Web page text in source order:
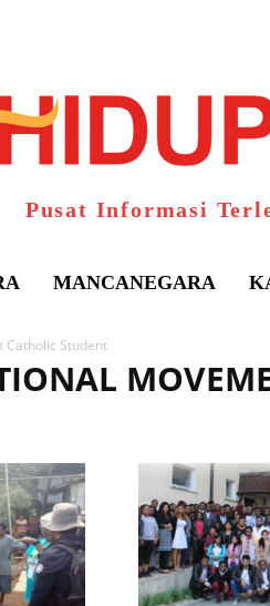
Pusat Informasi
MANCANEGARA
Catholic Student